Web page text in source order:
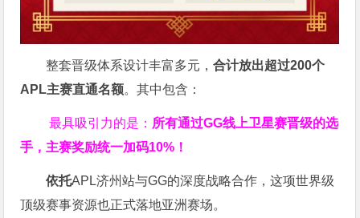
整套晋级体系设计丰富多元，合计放出超过200个
APL主赛直通名额。其中包含：
最具吸引力的是： 所有通过GG线上卫星赛晋级的选
手，主赛奖励统一加码10% ！
依托APL济州站与GG的深度战略合作，这项世界级
顶级赛事资源也正式落地亚洲赛场。